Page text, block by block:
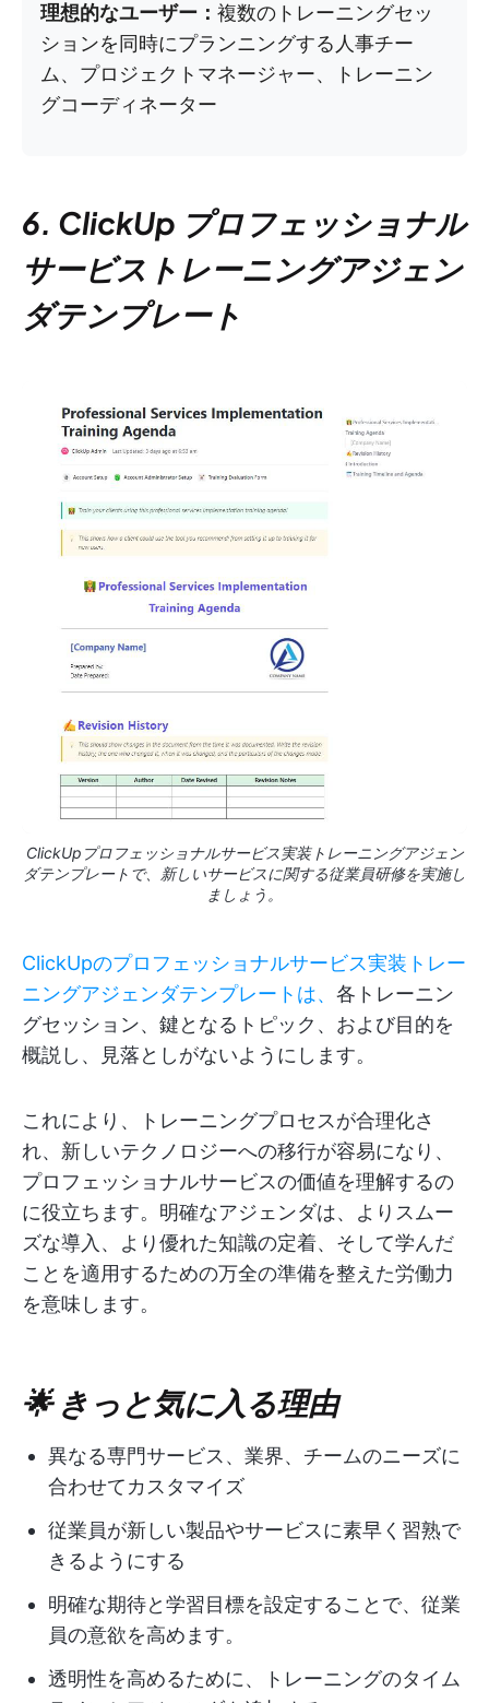
理想的なユーザー： 複数のトレーニングセッ
ションを同時にプランニングする人事チー
ム、プロジェクトマネージャー、トレーニン
グコーディネーター
6. ClickUp プロフェッショナル
サービストレーニングアジェン
ダテンプレート
ClickUpプロフェッショナルサービス実装トレーニングアジェン
ダテンプレートで、新しいサービスに関する従業員研修を実施し
ましょう。
ClickUpのプロフェッショナルサービス実装トレー
ニングアジェンダテンプレートは、 各トレーニン
グセッション、鍵となるトピック、および目的を
概説し、見落としがないようにします。
これにより、トレーニングプロセスが合理化さ
れ、新しいテクノロジーへの移行が容易になり、
プロフェッショナルサービスの価値を理解するの
に役立ちます。明確なアジェンダは、よりスムー
ズな導入、より優れた知識の定着、そして学んだ
ことを適用するための万全の準備を整えた労働力
を意味します。
🌟 きっと気に入る理由
異なる専門サービス、業界、チームのニーズに
合わせてカスタマイズ
従業員が新しい製品やサービスに素早く習熟で
きるようにする
明確な期待と学習目標を設定することで、従業
員の意欲を高めます。
透明性を高めるために、トレーニングのタイム